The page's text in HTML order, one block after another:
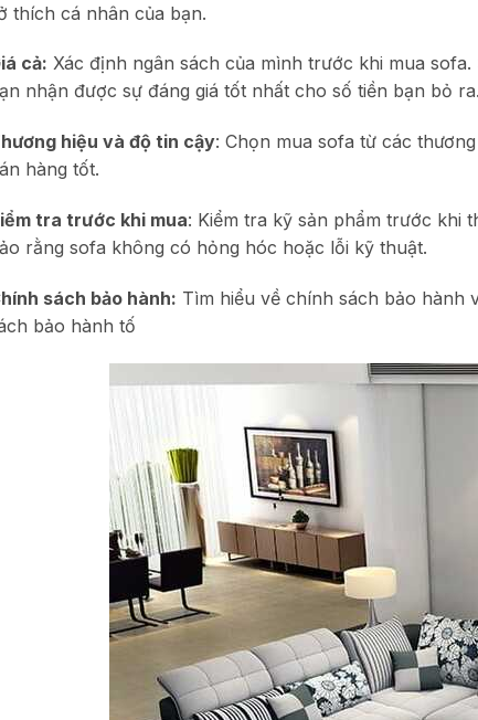
thích cá nhân của bạn.
cả: Xác định ngân sách của mình trước khi mua
nhận được sự đáng giá tốt nhất cho số tiền bạn bỏ ra.
hiệu và độ tin cậy: Chọn mua sofa từ các
hàng tốt.
tra trước khi mua: Kiểm tra kỹ sản phẩm trước khi
rằng sofa không có hỏng hóc hoặc lỗi kỹ thuật.
sách bảo hành: Tìm hiểu về chính sách bảo hành
bảo hành tố